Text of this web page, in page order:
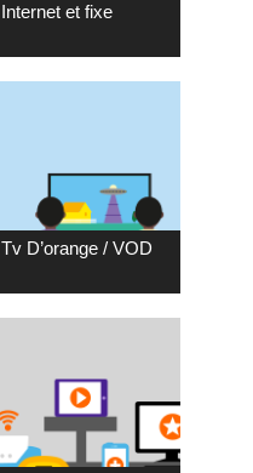
Internet et fixe
Tv D’orange / VOD